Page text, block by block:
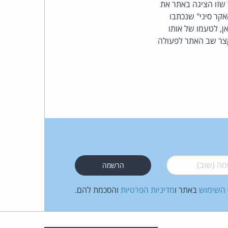
פרל
הציגה באתר את
סיני" שנכתבו
לטעמו של אותו
קצר שב האתר לפעולה
(שוב)*
השימוש באתר ומדיניות הפרטיות והסכמת להם.